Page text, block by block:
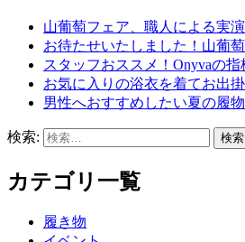
山葡萄フェア、職人による実
お待たせいたしました！山葡
スタッフおススメ！Onyvaの
お気に入りの浴衣を着てお出
男性へおすすめしたい夏の履
検索:
カテゴリ一覧
履き物